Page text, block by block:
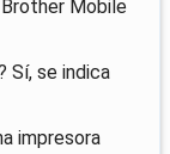
Mobile
Sí, se indica
impresora